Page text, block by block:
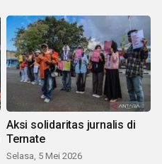
Aksi solidaritas jurnalis di
Ternate
Selasa, 5 Mei 2026